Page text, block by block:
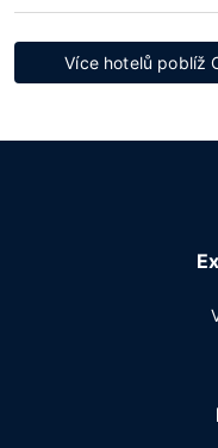
Více hotelů poblíž